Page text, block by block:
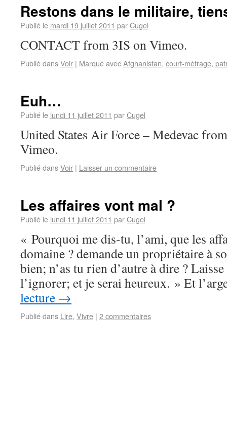
Restons dans le militaire,
Publié le mardi 19 juillet 2011 parCugel
CONTACT from 3IS on Vimeo.
Publié dansVoir | Marqué avecAfghanistan, court-métrage,
Euh…
Publié le lundi 11 juillet 2011 parCugel
United States Air Force – Medevac
Vimeo.
Publié dansVoir | Laisser un commentaire
Les affaires vont mal ?
Publié le lundi 11 juillet 2011 parCugel
« Pourquoi me dis-tu, l’ami, que les
domaine ? demande un propriétaire à
bien; n’as tu rien d’autre à dire ?
l’ignorer; et je serai heureux. » Et
lecture →
Publié dans Lire, Vivre | 2 commentaires